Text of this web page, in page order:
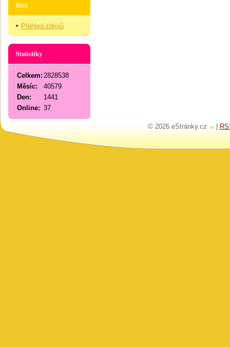
RSS
Přehled zdrojů
Statistiky
Online: 37
Celkem: 2828538
Měsíc:
40579
Den:
1441
© 2026 eStránky.cz